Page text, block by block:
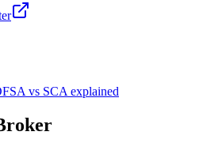
vs SCA explained